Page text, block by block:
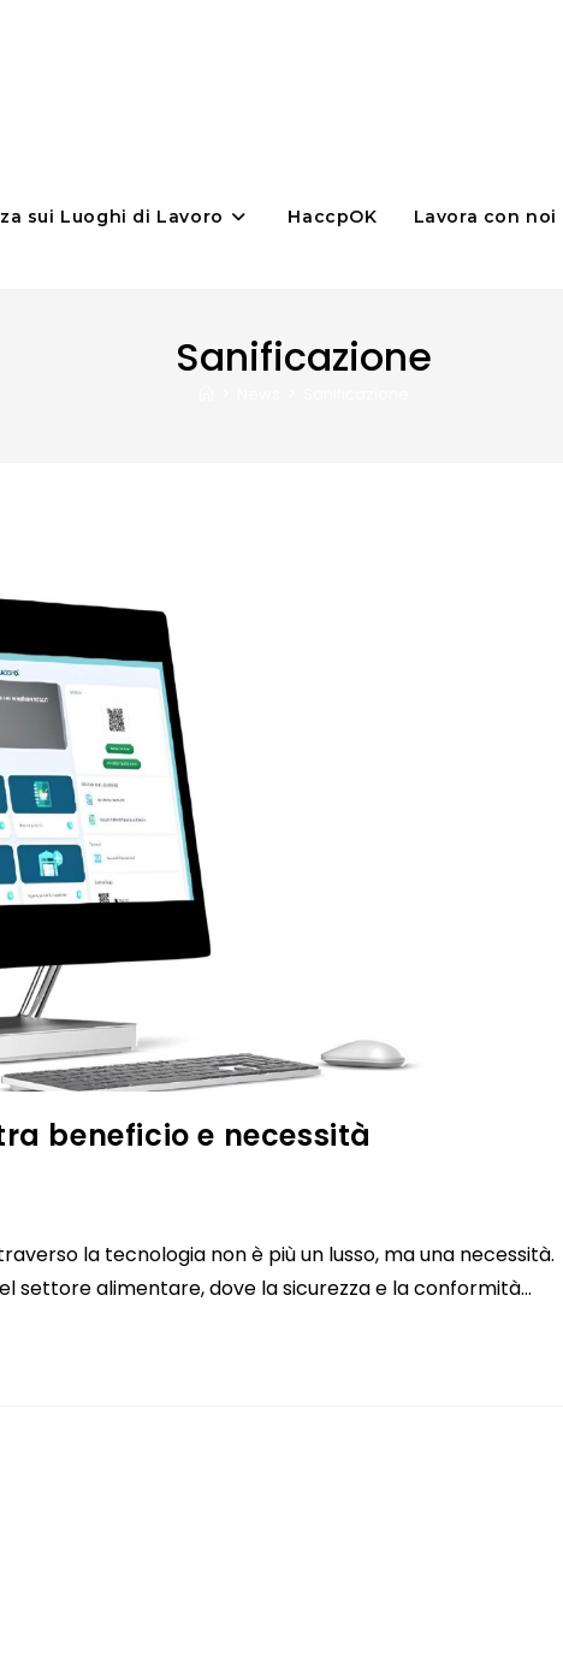
sui Luoghi di Lavoro HaccpOK Lavora con noi
Sanificazione
beneficio e necessità
la tecnologia non è più un lusso, ma una necessità.
alimentare, dove la sicurezza e la conformità…